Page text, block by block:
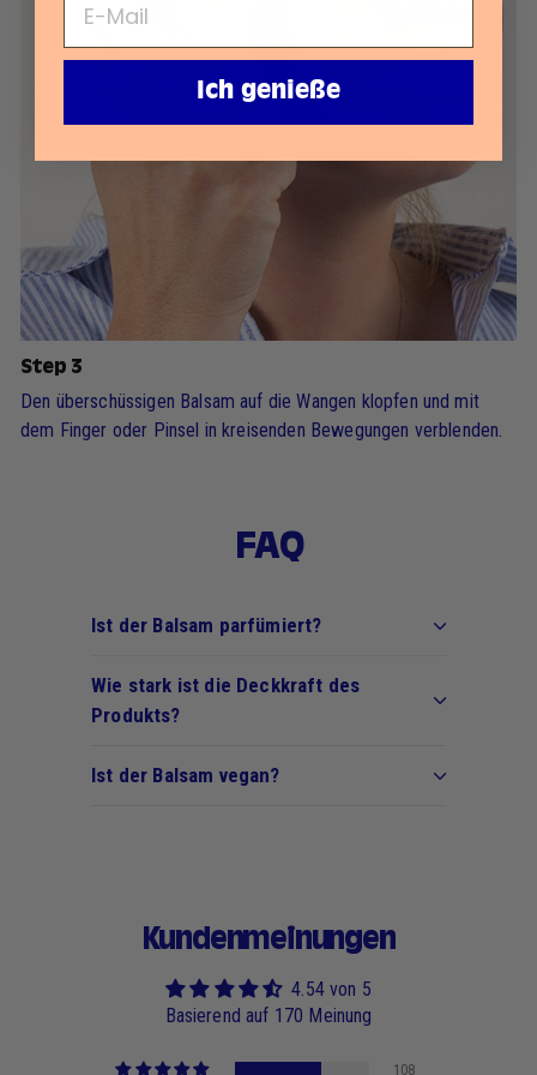
Step 3
Den überschüssigen Balsam auf die Wangen klopfen und mit
dem Finger oder Pinsel in kreisenden Bewegungen verblenden.
FAQ
Ist der Balsam parfümiert?
Wie stark ist die Deckkraft des
Produkts?
Ist der Balsam vegan?
Kundenmeinungen
4.54 von 5
Basierend auf 170 Meinung
108
Ich genieße